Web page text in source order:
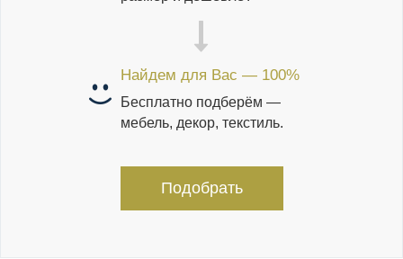
Найдем для Вас — 100%
Бесплатно подберём —
мебель, декор, текстиль.
Подобрать